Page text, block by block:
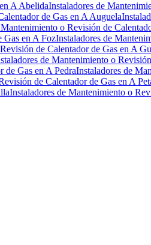
A AbelidaInstaladores de
de Gas en A Auguela
o Revisión de
Gas en A FozInstaladores de
de Calentador de Gas en A
de Mantenimiento o
de Gas en A PedraInstaladores de
de Calentador de Gas en A
Instaladores de Mantenimiento o